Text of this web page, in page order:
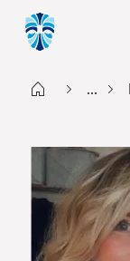
Start ...